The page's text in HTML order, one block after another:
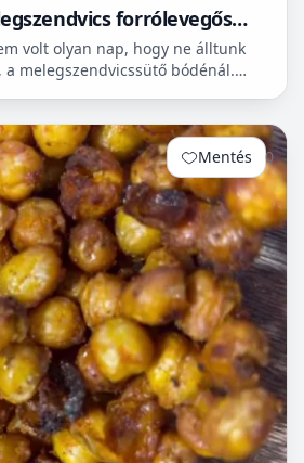
forrólevegős
volt olyan nap, hogy ne álltunk
melegszendvicssütő bódénál.
Mentés 0